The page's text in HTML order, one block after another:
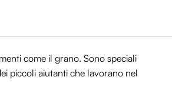
come il grano. Sono speciali
piccoli aiutanti che lavorano nel